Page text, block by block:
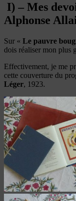
I) – Mes
Alphonse
Sur « Le pauvre
dois réaliser mon plus
Effectivement, je me
cette couverture du
Léger, 1923.